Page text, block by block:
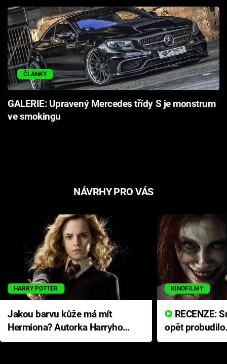
Sledujte prima+
Přihlášení
Sledujte nás
ČLÁNKY
GALERIE: Upravený Mercedes třídy S je monstrum
ve smokingu
NÁVRHY PRO VÁS
HARRY POTTER
Jakou barvu kůže má mít
Hermiona? Autorka Harryho
Pottera přišla s ráznou
KINOFILMY
opět
přichází s